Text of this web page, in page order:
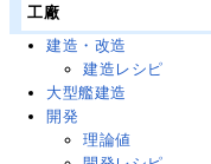
工廠
建造・改造
建造レシピ
大型艦建造
開発
理論値